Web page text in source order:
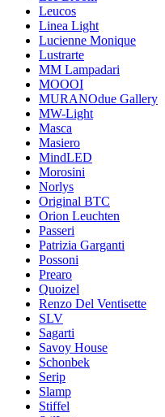
Leucos
Linea Light
Lucienne Monique
Lustrarte
MM Lampadari
MOOOI
MURANOdue Gallery
MW-Light
Masca
Masiero
MindLED
Morosini
Norlys
Original BTC
Orion Leuchten
Passeri
Patrizia Garganti
Possoni
Prearo
Quoizel
Renzo Del Ventisette
SLV
Sagarti
Savoy House
Schonbek
Serip
Slamp
Stiffel